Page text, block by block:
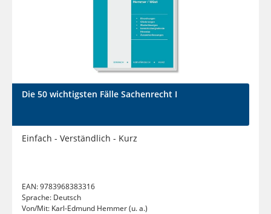
Die 50 wichtigsten Fälle Sachenrecht I
Einfach - Verständlich - Kurz
EAN:9783968383316
Sprache: Deutsch
Von/Mit: Karl-Edmund Hemmer (u. a.)